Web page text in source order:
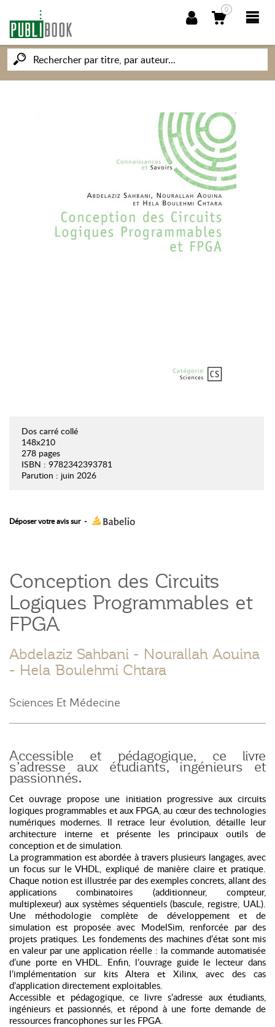
0
NOUVEAUTÉS
PUBLIBOOK
SOCIÉTÉ DES ÉCRIVAINS
CONNAISSANCES ET SAVOIRS
MON PETIT ÉDITEUR
Dos carré collé
148x210
278 pages
ISBN : 9782342393781
Parution : juin 2026
Déposer votre avis sur -
Conception des Circuits
Logiques Programmables et
FPGA
Abdelaziz Sahbani - Nourallah Aouina
- Hela Boulehmi Chtara
Sciences Et Médecine
Accessible et pédagogique, ce livre
s’adresse aux étudiants, ingénieurs et
passionnés.
Cet ouvrage propose une initiation progressive aux circuits
logiques programmables et aux FPGA, au cœur des technologies
numériques modernes. Il retrace leur évolution, détaille leur
architecture interne et présente les principaux outils de
conception et de simulation.
La programmation est abordée à travers plusieurs langages, avec
un focus sur le VHDL, expliqué de manière claire et pratique.
Chaque notion est illustrée par des exemples concrets, allant des
applications combinatoires (additionneur, compteur,
multiplexeur) aux systèmes séquentiels (bascule, registre, UAL).
Une méthodologie complète de développement et de
simulation est proposée avec ModelSim, renforcée par des
projets pratiques. Les fondements des machines d’état sont mis
en valeur par une application réelle : la commande automatisée
d’une porte en VHDL. Enfin, l’ouvrage guide le lecteur dans
l’implémentation sur kits Altera et Xilinx, avec des cas
d’application directement exploitables.
Accessible et pédagogique, ce livre s’adresse aux étudiants,
ingénieurs et passionnés, et répond à une forte demande de
ressources francophones sur les FPGA.